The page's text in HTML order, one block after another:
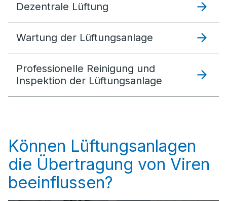
Dezentrale Lüftung
Wartung der Lüftungsanlage
Professionelle Reinigung und
Inspektion der Lüftungsanlage
Können Lüftungsanlagen
die Übertragung von Viren
beeinflussen?